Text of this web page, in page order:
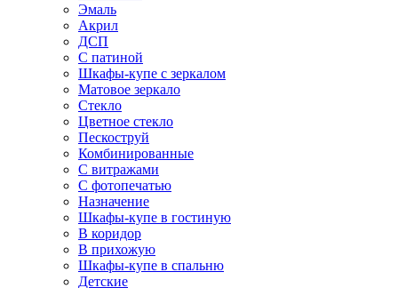
Эмаль
Акрил
ДСП
С патиной
Шкафы-купе с зеркалом
Матовое зеркало
Стекло
Цветное стекло
Пескоструй
Комбинированные
С витражами
С фотопечатью
Назначение
Шкафы-купе в гостиную
В коридор
В прихожую
Шкафы-купе в спальню
Детские